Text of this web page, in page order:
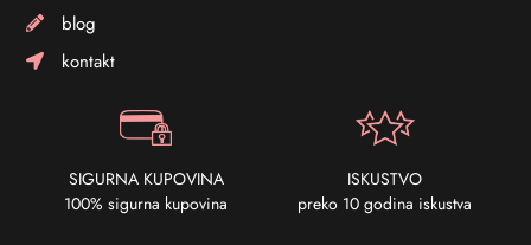
blog
kontakt
SIGURNA KUPOVINA
100% sigurna kupovina
ISKUSTVO
preko 10 godina iskustva